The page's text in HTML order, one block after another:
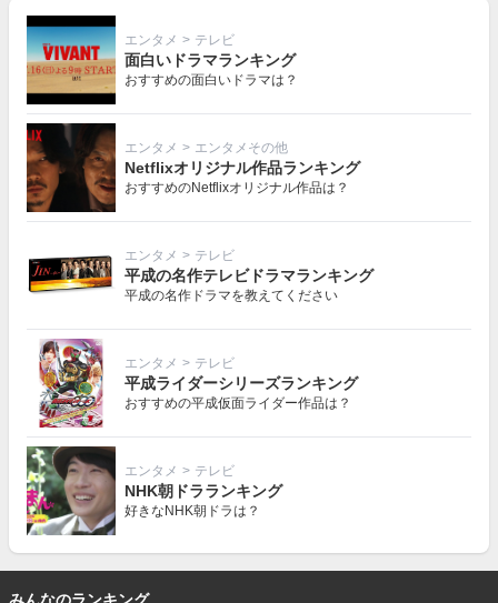
エンタメ > テレビ
面白いドラマランキング
おすすめの面白いドラマは？
エンタメ > エンタメその他
Netflixオリジナル作品ランキング
おすすめのNetflixオリジナル作品は？
エンタメ > テレビ
平成の名作テレビドラマランキング
平成の名作ドラマを教えてください
エンタメ > テレビ
平成ライダーシリーズランキング
おすすめの平成仮面ライダー作品は？
エンタメ > テレビ
NHK朝ドラランキング
好きなNHK朝ドラは？